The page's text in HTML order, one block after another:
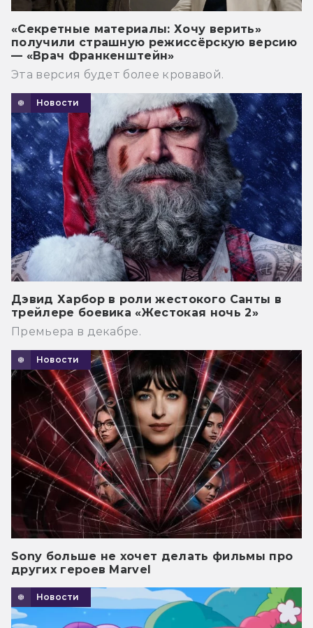
«Секретные материалы: Хочу верить»
получили страшную режиссёрскую версию
— «Врач Франкенштейн»
Эта версия будет более кровавой.
Новости
Дэвид Харбор в роли жестокого Санты в
трейлере боевика «Жестокая ночь 2»
Премьера в декабре.
Новости
Sony больше не хочет делать фильмы про
других героев Marvel
Новости